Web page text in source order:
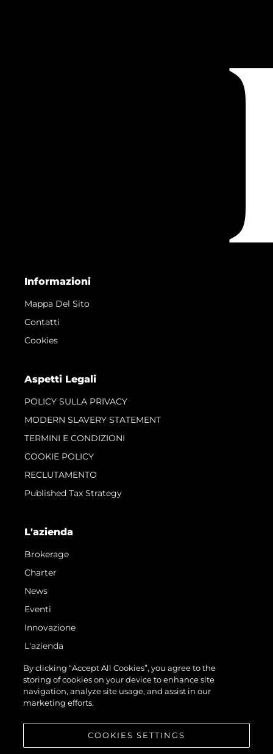
Informazioni
Mappa Del Sito
Contatti
Cookies
Aspetti Legali
POLICY SULLA PRIVACY
MODERN SLAVERY STATEMENT
TERMINI E CONDIZIONI
COOKIE POLICY
RECLUTAMENTO
Published Tax Strategy
L'azienda
Brokerage
Charter
News
Eventi
Innovazione
L'azienda
Il Team
Lifestyle
Heritage
By clicking “Accept All Cookies”, you agree to the
storing of cookies on your device to enhance site
navigation, analyze site usage, and assist in our
marketing efforts.
COOKIES SETTINGS